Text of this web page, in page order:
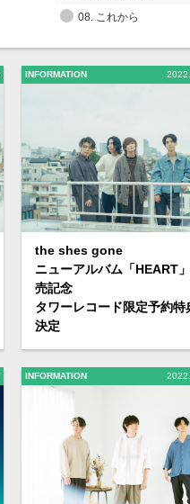
08. これから
INFORMATION
the shes gone
ニューアルバム「HEART
売記念
タワーレコード限定予約特
決定
INFORMATION